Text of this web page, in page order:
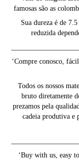
famosas são as
Sua dureza é de
reduzida
‘Compre conosco,
Todos os nossos
bruto diretamente
prezamos pela
cadeia produtiva e
‘Buy with us, easy